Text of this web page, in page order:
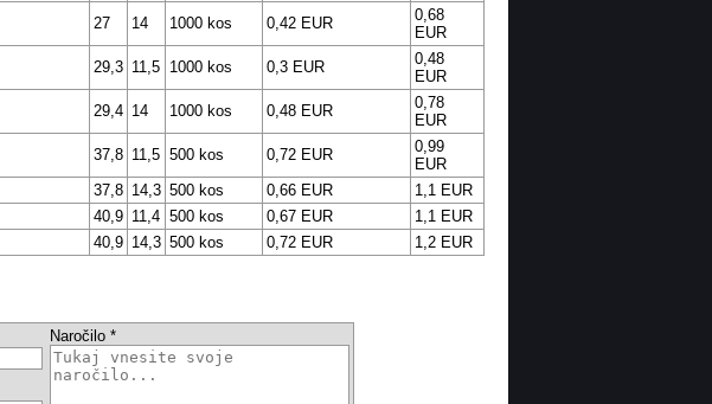
27 14 1000 kos 0,42 EUR
0,68
EUR
29,3 11,5 1000 kos 0,3 EUR
0,48
EUR
29,4 14 1000 kos 0,48 EUR
0,78
EUR
37,8 11,5 500 kos 0,72 EUR
0,99
EUR
37,8 14,3 500 kos 0,66 EUR
1,1 EUR
40,9 11,4 500 kos 0,67 EUR
1,1 EUR
40,9 14,3 500 kos 0,72 EUR 1,2 EUR
Naročilo *